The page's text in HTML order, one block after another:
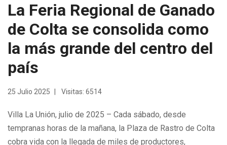
La Feria Regional de Ganado
de Colta se consolida como
la más grande del centro del
país
25 Julio 2025 Visitas: 6514
Villa La Unión, julio de 2025 – Cada sábado, desde
tempranas horas de la mañana, la Plaza de Rastro de Colta
cobra vida con la llegada de miles de productores,